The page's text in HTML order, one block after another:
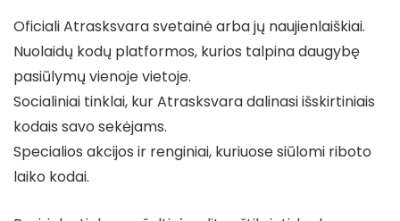
Oficiali Atrasksvara svetainė arba jų naujienlaiškiai.
Nuolaidų kodų platformos, kurios talpina daugybę
pasiūlymų vienoje vietoje.
Socialiniai tinklai, kur Atrasksvara dalinasi išskirtiniais
kodais savo sekėjams.
Specialios akcijos ir renginiai, kuriuose siūlomi riboto
laiko kodai.